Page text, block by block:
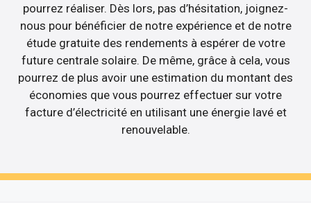
pourrez réaliser. Dès lors, pas d’hésitation, joignez-
nous pour bénéficier de notre expérience et de notre
étude gratuite des rendements à espérer de votre
future centrale solaire. De même, grâce à cela, vous
pourrez de plus avoir une estimation du montant des
économies que vous pourrez effectuer sur votre
facture d’électricité en utilisant une énergie lavé et
renouvelable.